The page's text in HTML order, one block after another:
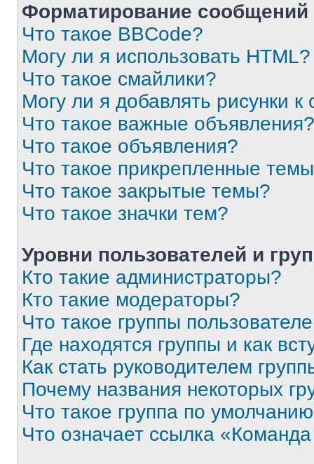
Форматирование
Что такое BBCode?
Могу ли я использовать HTML?
Что такое смайлики?
Могу ли я добавлять рисунки
Что такое важные объявления?
Что такое объявления?
Что такое прикрепленные
Что такое закрытые темы?
Что такое значки тем?
Уровни пользователей и
Кто такие администраторы?
Кто такие модераторы?
Что такое группы
Где находятся группы и как
Как стать руководителем
Почему названия некоторых
Что такое группа по
Что означает ссылка